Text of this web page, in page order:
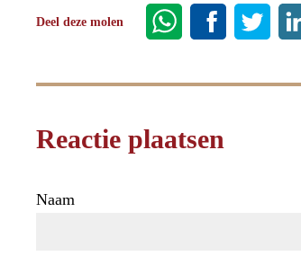
Deel deze molen
Reactie plaatsen
Naam